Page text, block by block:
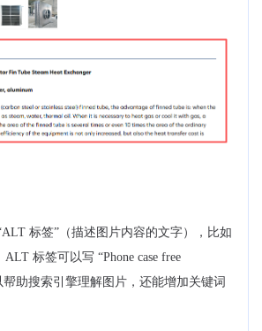
标签”（描述图片内容的文字），比如
标签可以写 “Phone case free
帮助搜索引擎理解图片，还能增加关键词